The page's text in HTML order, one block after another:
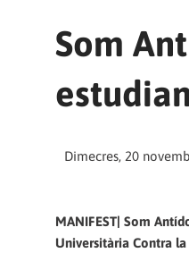
Som
Dimecres, 20
MANIFEST| Som
Universitària Contra la